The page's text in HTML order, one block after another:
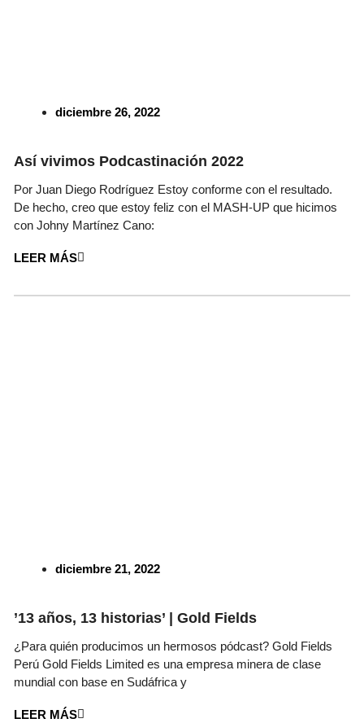
diciembre 26, 2022
Así vivimos Podcastinación 2022
Por Juan Diego Rodríguez Estoy conforme con el resultado.
De hecho, creo que estoy feliz con el MASH-UP que hicimos
con Johny Martínez Cano:
LEER MÁS
diciembre 21, 2022
’13 años, 13 historias’ | Gold Fields
¿Para quién producimos un hermosos pódcast? Gold Fields
Perú Gold Fields Limited es una empresa minera de clase
mundial con base en Sudáfrica y
LEER MÁS